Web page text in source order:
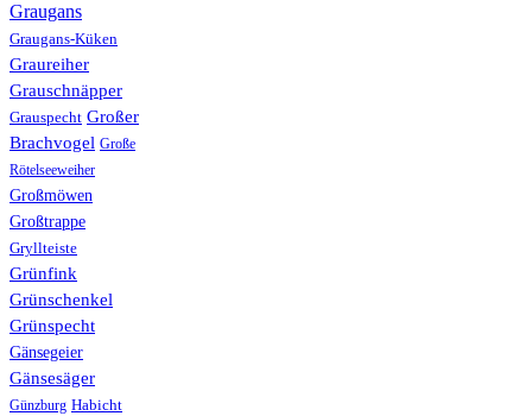
Graugans
Graugans-Küken
Graureiher
Grauschnäpper
Grauspecht Großer
Brachvogel Große
Rötelseeweiher
Großmöwen
Großtrappe
Gryllteiste
Grünfink
Grünschenkel
Grünspecht
Gänsegeier
Gänsesäger
Günzburg Habicht